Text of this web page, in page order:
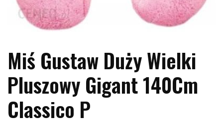
Miś Gustaw Duży Wielki
Pluszowy Gigant 140Cm
Classico P